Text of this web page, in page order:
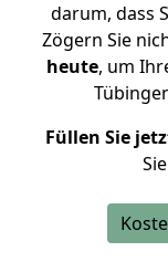
darum, dass
Zögern Sie
heute, um
Füllen Sie